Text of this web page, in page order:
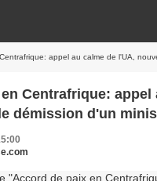
appel au calme de l'UA, nouvelle
Centrafrique: appel
démission d'un